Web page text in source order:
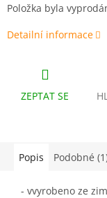
Položka byla
Detailní informace
ZEPTAT SE
Popis Podobné
- vvyrobeno ze